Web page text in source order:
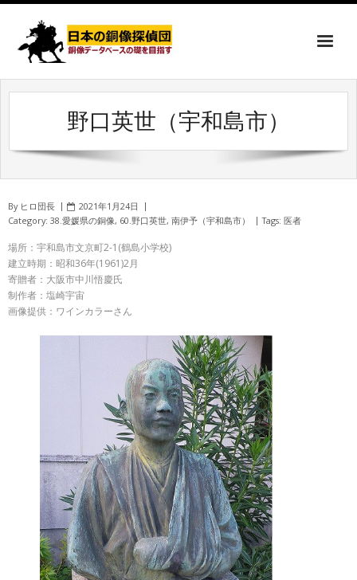
野口英世（宇和島市）
By ヒロ団長
2021年1月24日
Category: 38.愛媛県の銅像, 60.野口英世, 南伊予（宇和島市） Tags: 医者
場所：宇和島市文京町2-1(鶴島小学校)
建立時期：昭和36年(1961)2月
寄贈者：大阪市中川悟慶氏
制作者：塩崎宇宙
画像提供：ワインカラーさん